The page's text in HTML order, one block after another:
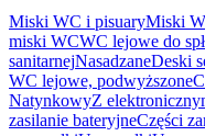
Miski WC i pisuaryMiski
miski WCWC lejowe do
sanitarnejNasadzaneDeski
WC lejowe, podwyższone
NatynkowyZ
zasilanie bateryjneCzęści